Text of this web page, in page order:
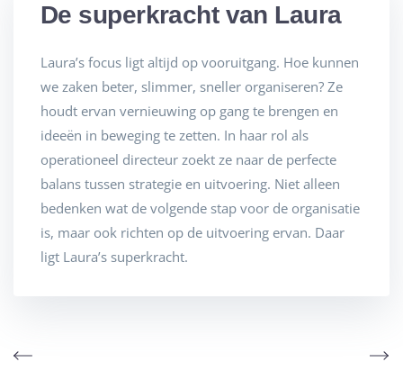
De superkracht van Laura
Laura’s focus ligt altijd op vooruitgang. Hoe kunnen
we zaken beter, slimmer, sneller organiseren? Ze
houdt ervan vernieuwing op gang te brengen en
ideeën in beweging te zetten. In haar rol als
operationeel directeur zoekt ze naar de perfecte
balans tussen strategie en uitvoering. Niet alleen
bedenken wat de volgende stap voor de organisatie
is, maar ook richten op de uitvoering ervan. Daar
ligt Laura’s superkracht.